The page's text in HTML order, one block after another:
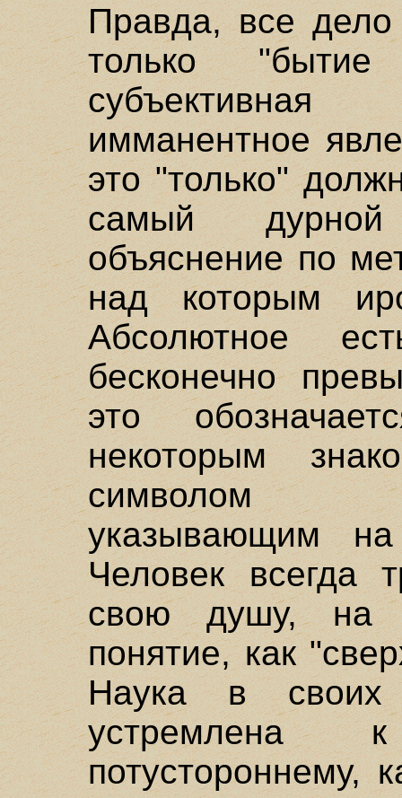
Правда, все
только
имманентное
это "только"
самый
объяснение по
над которым
Абсолютное
бесконечно
это
некоторым
символом
указывающим на
Человек всегда
свою душу, на
понятие, как
Наука в своих
устремлена к
потустороннему,